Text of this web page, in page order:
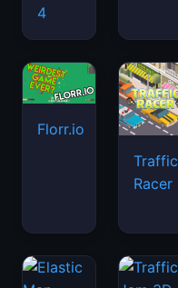
4
Florr.io
Traffic
Racer